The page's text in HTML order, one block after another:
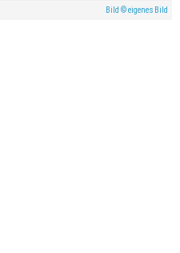
Bild © eigenes Bild